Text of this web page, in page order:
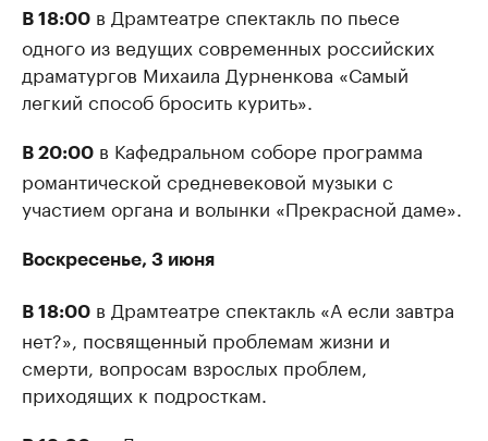
В 18:00 в Драмтеатре спектакль по пьесе
одного из ведущих современных российских
драматургов Михаила Дурненкова «Самый
легкий способ бросить курить».
В 20:00 в Кафедральном соборе программа
романтической средневековой музыки с
участием органа и волынки «Прекрасной даме».
Воскресенье, 3 июня
В 18:00 в Драмтеатре спектакль «А если завтра
нет?», посвященный проблемам жизни и
смерти, вопросам взрослых проблем,
приходящих к подросткам.